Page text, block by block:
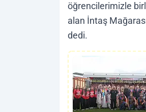
öğrencilerimizle
alan İntaş
dedi.